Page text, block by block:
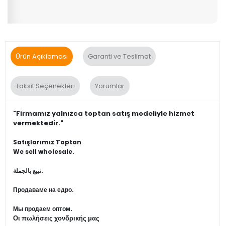
Ürün Açıklaması Garanti ve Teslimat
Taksit Seçenekleri Yorumlar
"Firmamız yalnızca toptan satış modeliyle hizmet
vermektedir."
Satışlarımız Toptan
We sell wholesale.
نبيع بالجملة.
Продаваме на едро.
Мы продаем оптом.
Οι πωλήσεις χονδρικής μας